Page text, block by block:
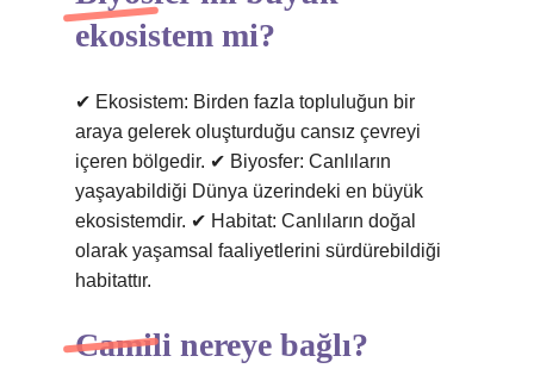
ekosistem mi?
✔ Ekosistem: Birden fazla topluluğun bir
araya gelerek oluşturduğu cansız çevreyi
içeren bölgedir. ✔ Biyosfer: Canlıların
yaşayabildiği Dünya üzerindeki en büyük
ekosistemdir. ✔ Habitat: Canlıların doğal
olarak yaşamsal faaliyetlerini sürdürebildiği
habitattır.
Camili nereye bağlı?